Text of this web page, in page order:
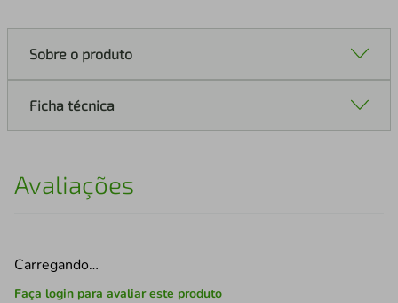
Sobre o produto
Ficha técnica
Avaliações
Carregando…
Faça login para avaliar este produto